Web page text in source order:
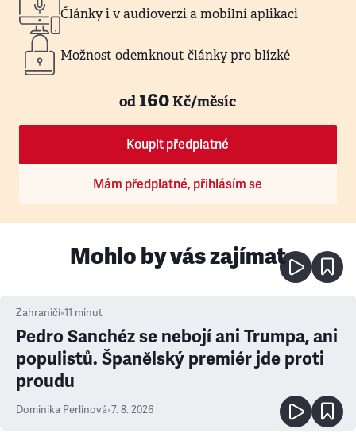
Články i v audioverzi a mobilní aplikaci
Možnost odemknout články pro blízké
od160Kč/měsíc
Koupit předplatné
Mám předplatné, přihlásím se
Mohlo by vás zajímat
Zahraničí•11 minut
Pedro Sanchéz se nebojí ani Trumpa, ani
populistů. Španělský premiér jde proti
proudu
Dominika Perlínová•7. 8. 2026